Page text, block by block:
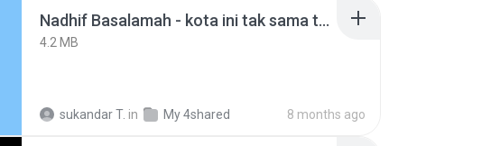
Nadhif Basalamah - kota ini tak sama tanpamu (Official Lyric Video).mp3
4.2 MB
sukandar T. in My 4shared 8 months ago